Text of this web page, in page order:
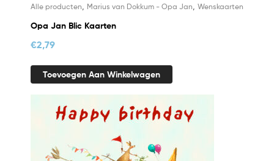
Alle producten, Marius van Dokkum - Opa Jan, Wenskaarten
Opa Jan Blic Kaarten
€2,79
Toevoegen Aan Winkelwagen